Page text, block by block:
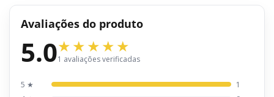
Avaliações do produto
5.01 avaliações verificadas
5 ★
1